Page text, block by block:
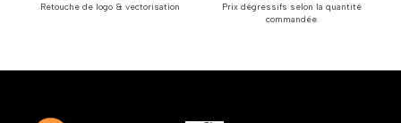
Retouche de logo & vectorisation
Prix dégressifs selon la quantité
commandée